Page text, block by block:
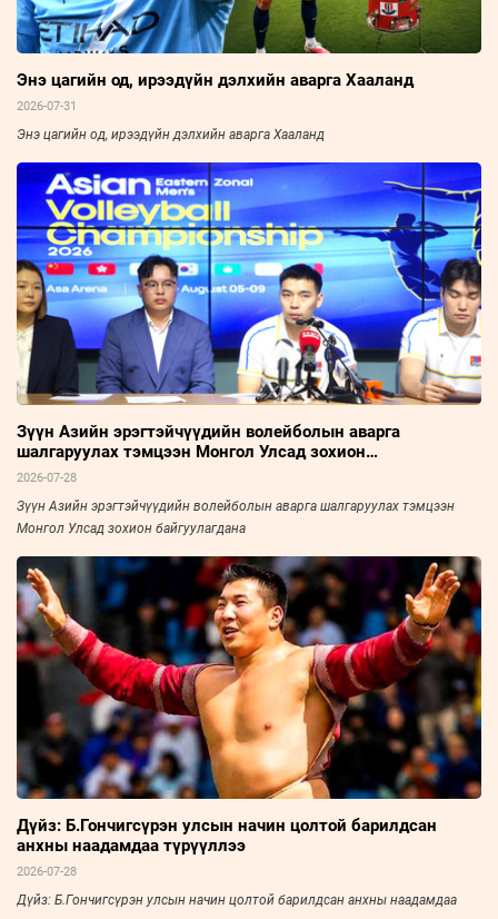
Энэ цагийн од, ирээдүйн дэлхийн аварга Хааланд
2026-07-31
Энэ цагийн од, ирээдүйн дэлхийн аварга Хааланд
Зүүн Азийн эрэгтэйчүүдийн волейболын аварга
шалгаруулах тэмцээн Монгол Улсад зохион
байгуулагдана
2026-07-28
Зүүн Азийн эрэгтэйчүүдийн волейболын аварга шалгаруулах тэмцээн
Монгол Улсад зохион байгуулагдана
Дүйз: Б.Гончигсүрэн улсын начин цолтой барилдсан
анхны наадамдаа түрүүллээ
2026-07-28
Дүйз: Б.Гончигсүрэн улсын начин цолтой барилдсан анхны наадамдаа